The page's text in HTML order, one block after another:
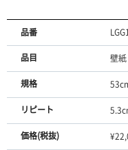
品番
品目 壁紙
規格
リピート
価格(税抜)